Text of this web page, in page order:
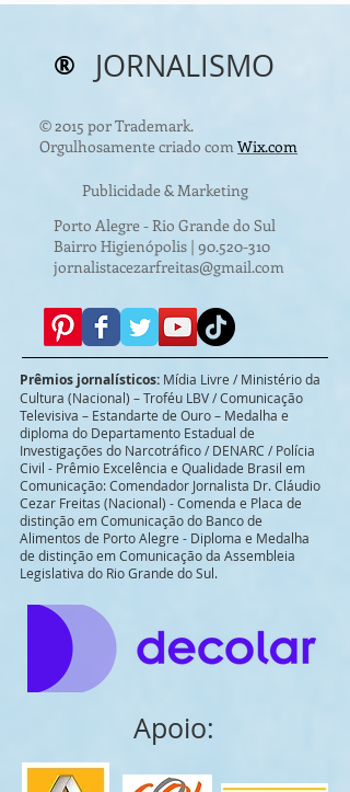
® JORNALISMO
© 2015 por Trademark.
Orgulhosamente criado com Wix.com
Publicidade & Marketing
Porto Alegre - Rio Grande do Sul
Bairro Higienópolis | 90.520-310
jornalistacezarfreitas@gmail.com
Prêmios jornalísticos: Mídia Livre / Ministério da
Cultura (Nacional) – Troféu LBV / Comunicação
Televisiva – Estandarte de Ouro – Medalha e
diploma do Departamento Estadual de
Investigações do Narcotráfico / DENARC / Polícia
Civil - Prêmio Excelência e Qualidade Brasil em
Comunicação: Comendador Jornalista Dr. Cláudio
Cezar Freitas (Nacional) - Comenda e Placa de
distinção em Comunicação do Banco de
Alimentos de Porto Alegre - Diploma e Medalha
de distinção em Comunicação da Assembleia
Legislativa do Rio Grande do Sul.
Apoio: